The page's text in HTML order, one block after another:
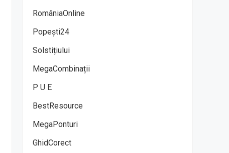
RomâniaOnline
Popești24
Solstițiului
MegaCombinații
P U E
BestResource
MegaPonturi
GhidCorect